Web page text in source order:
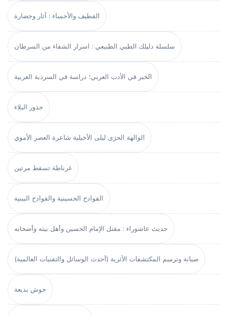
القطيف والأحساء : آثار وحضارة
سلسلة دليلك الطبي الطبيعي : اسرار الشفاء من السرطان
الخبر في الأدب العربي؛ دراسة في السردية العربية
جذور البلاء
الوالهة الحرَى ليلى الأخيلية شاعرة العصر الأموي
غرناطة تسقط مرتين
الفوادح الحسينية والقوادح البينية
حديث عاشوراء : مقتل الإمام الحسين وأهل بيته وأصحابه
صيانة وترميم المكتشفات الأثرية (أحدث الوسائل والتقنيات العالمية)
حوش بديعة